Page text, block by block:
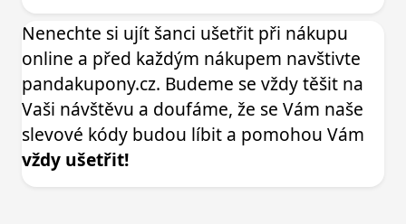
Nenechte si ujít šanci ušetřit při nákupu
online a před každým nákupem navštivte
pandakupony.cz. Budeme se vždy těšit na
Vaši návštěvu a doufáme, že se Vám naše
slevové kódy budou líbit a pomohou Vám
vždy ušetřit!